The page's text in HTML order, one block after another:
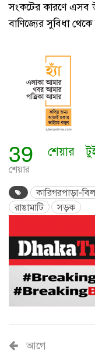
সংকটের কারণে এসব
বাণিজ্যের সুবিধা
39
শেয়ার
শেয়ার
কারিগরপাড়া-
রাঙামাটি
সড়ক
আগে